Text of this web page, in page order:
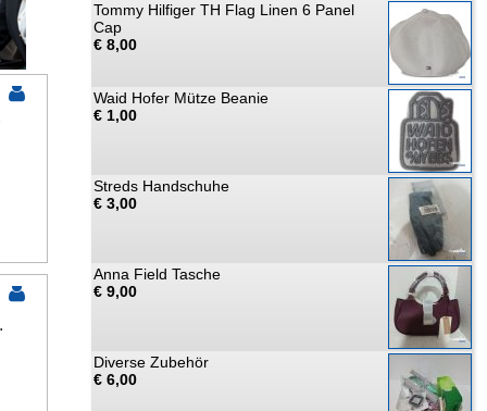
Tommy Hilfiger TH Flag Linen 6 Panel
Cap
€ 8,00
Waid Hofer Mütze Beanie
€ 1,00
Streds Handschuhe
€ 3,00
Anna Field Tasche
€ 9,00
Diverse Zubehör
€ 6,00